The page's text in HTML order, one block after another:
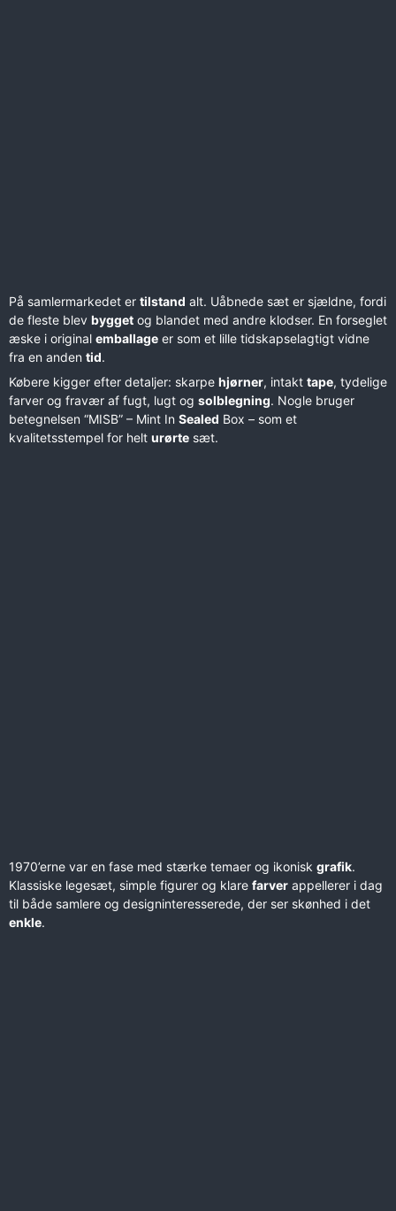
På samlermarkedet er tilstand alt. Uåbnede sæt er sjældne, fordi
de fleste blev bygget og blandet med andre klodser. En forseglet
æske i original emballage er som et lille tidskapselagtigt vidne
fra en anden tid.
Købere kigger efter detaljer: skarpe hjørner, intakt tape, tydelige
farver og fravær af fugt, lugt og solblegning. Nogle bruger
betegnelsen “MISB” – Mint In Sealed Box – som et
kvalitetsstempel for helt urørte sæt.
1970’erne var en fase med stærke temaer og ikonisk grafik.
Klassiske legesæt, simple figurer og klare farver appellerer i dag
til både samlere og designinteresserede, der ser skønhed i det
enkle.